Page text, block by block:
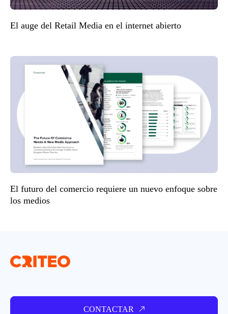
El auge del Retail Media en el internet abierto
El futuro del comercio requiere un nuevo enfoque sobre
los medios
CONTACTAR